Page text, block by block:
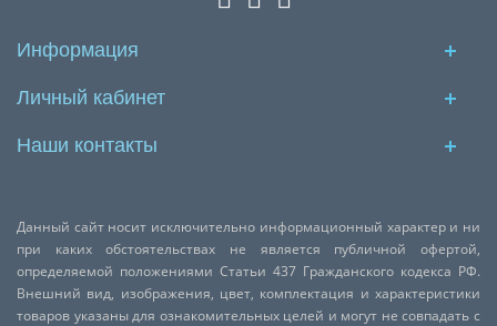
Информация
Личный кабинет
Наши контакты
Данный сайт носит исключительно информационный характер и ни
при каких обстоятельствах не является публичной офертой,
определяемой положениями Статьи 437 Гражданского кодекса РФ.
Внешний вид, изображения, цвет, комплектация и характеристики
товаров указаны для ознакомительных целей и могут не совпадать с